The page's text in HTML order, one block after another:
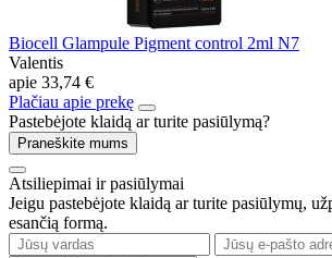
Biocell Glampule Pigment control 2ml N7
Valentis
apie 33,74 €
Plačiau apie prekę
Pastebėjote klaidą ar turite pasiūlymą?
Praneškite mums
Atsiliepimai ir pasiūlymai
Jeigu pastebėjote klaidą ar turite pasiūlymų,
esančią formą.